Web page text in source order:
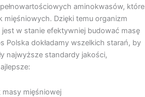
aminokwasów, które
mięśniowych. Dzięki temu organizm
jest w stanie efektywniej budować masę
Polska dokładamy wszelkich starań, by
najwyższe standardy jakości,
mięśniowej